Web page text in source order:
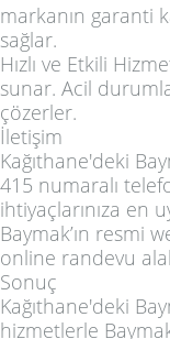
markanın garanti
sağlar.
Hızlı ve Etkili
sunar. Acil
çözerler.
İletişim
Kağıthane'deki
415 numaralı
ihtiyaçlarınıza en
Baymak’ın resmi
online randevu
Sonuç
Kağıthane'deki
hizmetlerle